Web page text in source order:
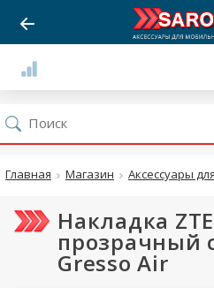
Главная Магазин Аксессуары
Накладка
прозрачный
Gresso Air